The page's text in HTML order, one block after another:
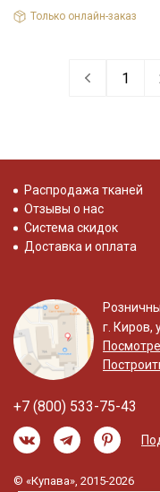
Только онлайн-заказ
1
Распродажа тканей
Отзывы о нас
Система скидок
Доставка и оплата
г. Киров,
+7 (800) 533-75-43
© «Купава», 2015-2026